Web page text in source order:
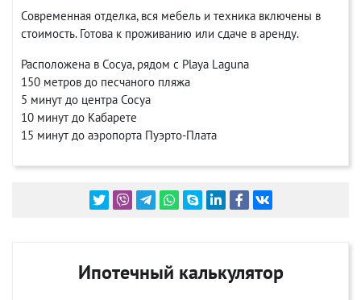
Современная отделка, вся мебель и техника включены в
стоимость. Готова к проживанию или сдаче в аренду.
Расположена в Сосуа, рядом с Playa Laguna
150 метров до песчаного пляжа
5 минут до центра Сосуа
10 минут до Кабарете
15 минут до аэропорта Пуэрто-Плата
Ипотечный калькулятор